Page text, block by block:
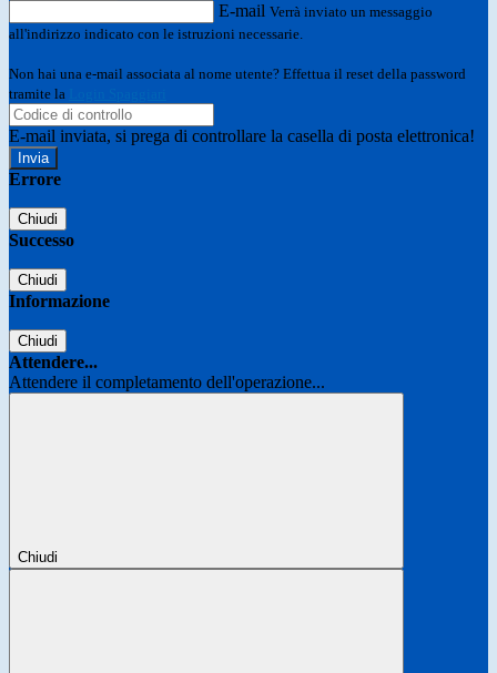
E-mail Verrà inviato un messaggio
all'indirizzo indicato con le istruzioni necessarie.
Non hai una e-mail associata al nome utente? Effettua il reset della password
tramite la
E-mail inviata, si prega di controllare la casella di posta elettronica!
Errore
Chiudi
Successo
Chiudi
Informazione
Chiudi
Attendere...
Attendere il completamento dell'operazione...
Chiudi